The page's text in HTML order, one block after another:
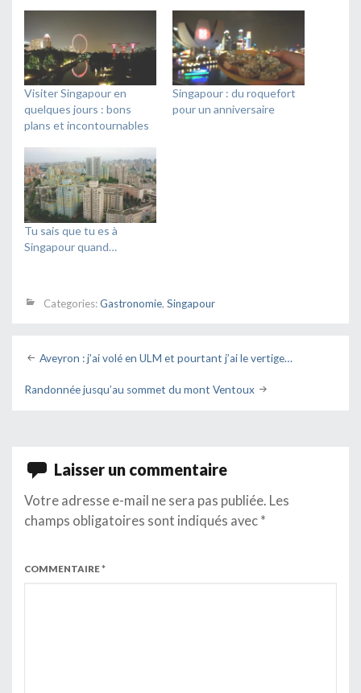
nouvelle
fenêtre)
Visiter Singapour en
quelques jours : bons
plans et incontournables
Singapour : du roquefort
pour un anniversaire
Tu sais que tu es à
Singapour quand…
Categories:Gastronomie, Singapour
Post
navigation
Aveyron : j’ai volé en ULM et pourtant j’ai le vertige…
Randonnée jusqu’au sommet du mont Ventoux
Laisser un commentaire
Votre adresse e-mail ne sera pas publiée. Les
champs obligatoires sont indiqués avec *
COMMENTAIRE*